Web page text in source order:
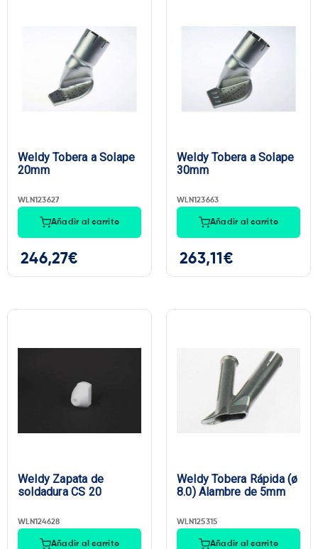
Weldy Tobera a Solape
20mm
WLN123627
Añadir al carrito
246,27€
Weldy Tobera a Solape
30mm
WLN123663
Añadir al carrito
263,11 €
Weldy Zapata de
soldadura CS 20
WLN124628
Añadir al carrito
Weldy Tobera Rápida (ø
8.0) Alambre de 5mm
WLN125315
Añadir al carrito